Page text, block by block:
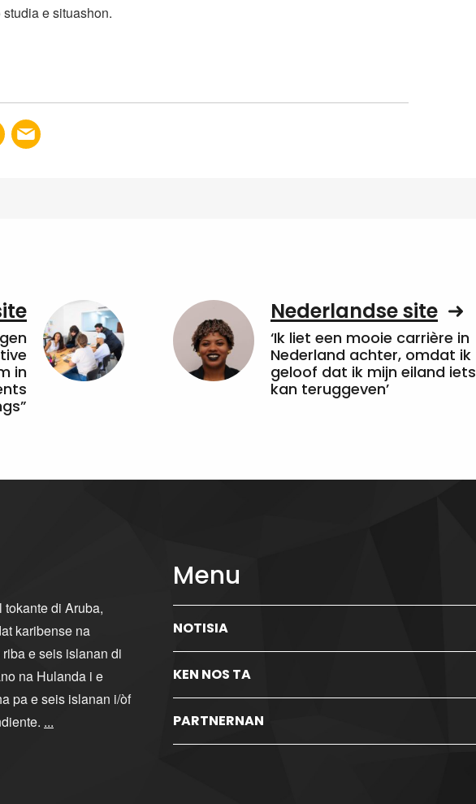
e situashon.
in
Nederlandse site
‘Ik liet een mooie carrière in
Nederland achter, omdat ik
geloof dat ik mijn eiland iets
kan teruggeven’
di Aruba,
karibense na
e seis islanan di
na Hulanda i e
pa e seis islanan i/òf
...
Menu
NOTISIA
KEN NOS TA
PARTNERNAN